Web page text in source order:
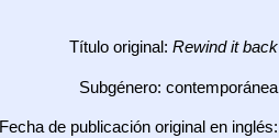
Título original: Rewind it back
Subgénero: contemporánea
Fecha de publicación original en inglés: